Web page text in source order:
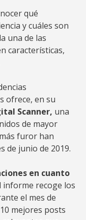
qué
y cuáles son
una de las
características,
ofrece, en su
Scanner, una
de mayor
furor han
de junio de 2019.
en cuanto
informe recoge los
el mes de
mejores posts